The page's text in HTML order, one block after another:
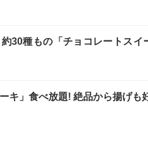
約30種もの「チョコレートス
キ」食べ放題! 絶品から揚げも